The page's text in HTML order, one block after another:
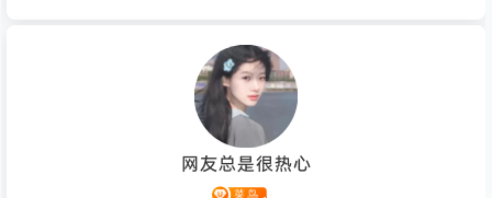
个人主页
网友总是很热心